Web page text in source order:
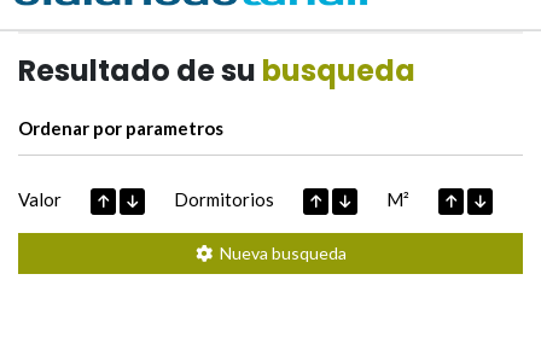
Resultado de su busqueda
Ordenar por parametros
Valor Dormitorios M²
Nueva busqueda